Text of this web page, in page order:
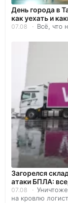
День города в
как уехать и
07.08 Всё, что
Загорелся
атаки БПЛА:
07.08
на кровлю